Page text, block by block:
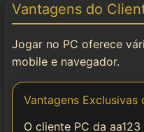
Vantagens do
Jogar no PC oferece
mobile e navegador.
Vantagens Exclusivas
O cliente PC da